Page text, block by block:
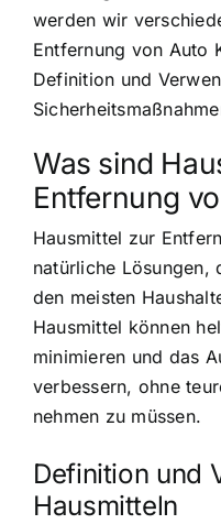
werden wir
Entfernung von Auto
Definition und
Was sind
Entfernung
Hausmittel zur
natürliche Lösungen,
den meisten
Hausmittel können
minimieren und das
verbessern, ohne
nehmen zu müssen.
Definition und
Hausmitteln